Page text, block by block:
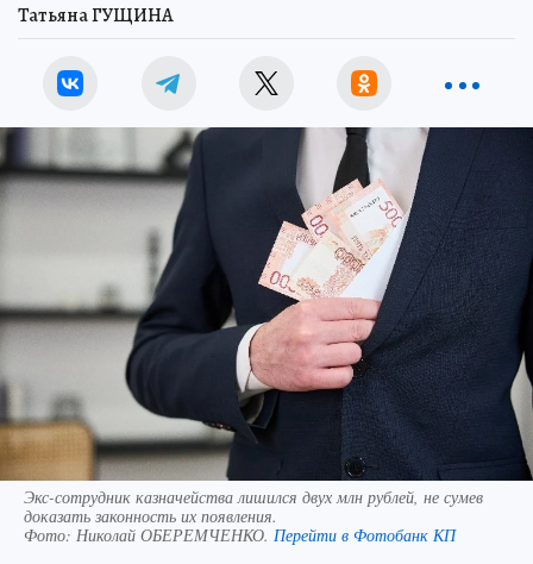
Татьяна ГУЩИНА
Экс-сотрудник казначейства лишился двух млн рублей, не сумев
доказать законность их появления.
Фото: Николай ОБЕРЕМЧЕНКО. Перейти в Фотобанк КП